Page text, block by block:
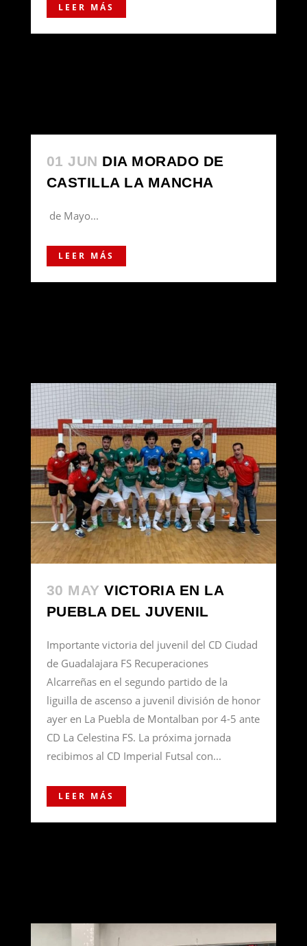
LEER MÁS
01 JUN DIA MORADO DE
CASTILLA LA MANCHA
de Mayo...
LEER MÁS
30 MAY VICTORIA EN LA
PUEBLA DEL JUVENIL
Importante victoria del juvenil del CD Ciudad
de Guadalajara FS Recuperaciones
Alcarreñas en el segundo partido de la
liguilla de ascenso a juvenil división de honor
ayer en La Puebla de Montalban por 4-5 ante
CD La Celestina FS. La próxima jornada
recibimos al CD Imperial Futsal con...
LEER MÁS